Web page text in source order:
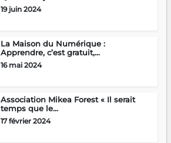
19 juin 2024
La Maison du Numérique :
Apprendre, c’est gratuit,...
16 mai 2024
Association Mikea Forest « Il serait
temps que le...
17 février 2024